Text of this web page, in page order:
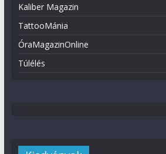
Kaliber Magazin
TattooMánia
ÓraMagazinOnline
Túlélés